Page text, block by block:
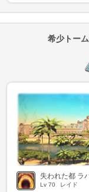
希少トー
失われた都 ラ
Lv 70 レイド